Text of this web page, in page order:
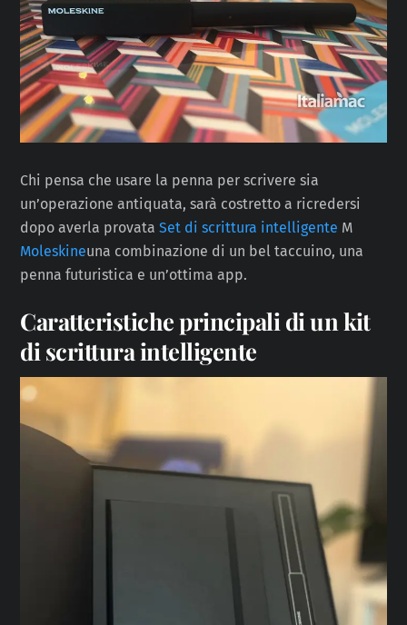
Chi pensa che usare la penna per scrivere sia
un’operazione antiquata, sarà costretto a ricredersi
dopo averla provataSet di scrittura intelligente M
Moleskineuna combinazione di un bel taccuino, una
penna futuristica e un’ottima app.
Caratteristiche principali di un kit
di scrittura intelligente